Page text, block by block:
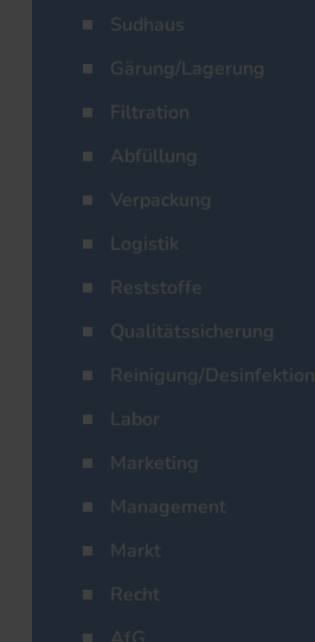
Sudhaus
Gärung/Lagerung
Filtration
Abfüllung
Verpackung
Logistik
Reststoffe
Qualitätssicherung
Reinigung/Desinfektion
Labor
Marketing
Management
Markt
Recht